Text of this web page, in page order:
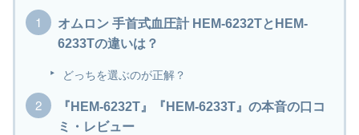
オムロン 手首式血圧計 HEM-6232TとHEM-
6233Tの違いは？
どっちを選ぶのが正解？
『HEM-6232T』『HEM-6233T』の本音の口コ
ミ・レビュー